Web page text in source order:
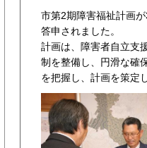
市第2期障害福祉計画
答申されました。
計画は、障害者自立支
制を整備し、円滑な確
を把握し、計画を策定